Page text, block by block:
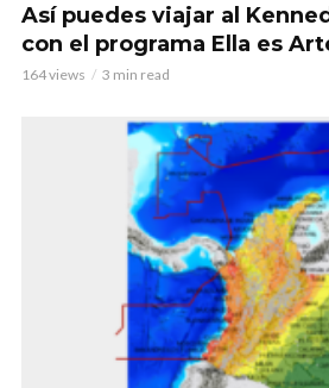
Así puedes viajar al
con el programa Ella es
164 views 3 min read